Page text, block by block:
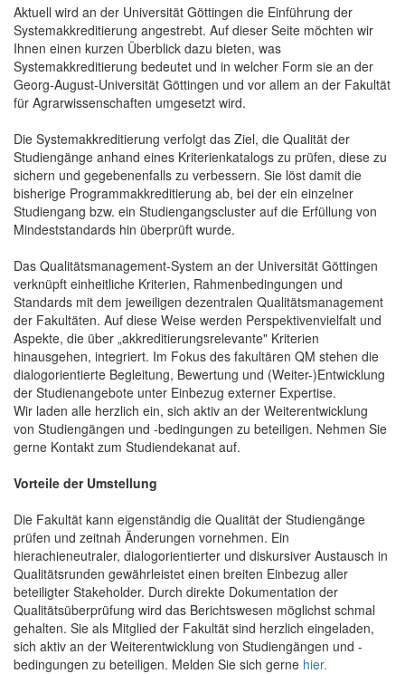
Aktuell wird an der Universität Göttingen die Einführung der
Systemakkreditierung angestrebt. Auf dieser Seite möchten wir
Ihnen einen kurzen Überblick dazu bieten, was
Systemakkreditierung bedeutet und in welcher Form sie an der
Georg-August-Universität Göttingen und vor allem an der Fakultät
für Agrarwissenschaften umgesetzt wird.
Die Systemakkreditierung verfolgt das Ziel, die Qualität der
Studiengänge anhand eines Kriterienkatalogs zu prüfen, diese zu
sichern und gegebenenfalls zu verbessern. Sie löst damit die
bisherige Programmakkreditierung ab, bei der ein einzelner
Studiengang bzw. ein Studiengangscluster auf die Erfüllung von
Mindeststandards hin überprüft wurde.
Das Qualitätsmanagement-System an der Universität Göttingen
verknüpft einheitliche Kriterien, Rahmenbedingungen und
Standards mit dem jeweiligen dezentralen Qualitätsmanagement
der Fakultäten. Auf diese Weise werden Perspektivenvielfalt und
Aspekte, die über „akkreditierungsrelevante" Kriterien
hinausgehen, integriert. Im Fokus des fakultären QM stehen die
dialogorientierte Begleitung, Bewertung und (Weiter-)Entwicklung
der Studienangebote unter Einbezug externer Expertise.
Wir laden alle herzlich ein, sich aktiv an der Weiterentwicklung
von Studiengängen und -bedingungen zu beteiligen. Nehmen Sie
gerne Kontakt zum Studiendekanat auf.
Vorteile der Umstellung
Die Fakultät kann eigenständig die Qualität der Studiengänge
prüfen und zeitnah Änderungen vornehmen. Ein
hierachieneutraler, dialogorientierter und diskursiver Austausch in
Qualitätsrunden gewährleistet einen breiten Einbezug aller
beteiligter Stakeholder. Durch direkte Dokumentation der
Qualitätsüberprüfung wird das Berichtswesen möglichst schmal
gehalten. Sie als Mitglied der Fakultät sind herzlich eingeladen,
sich aktiv an der Weiterentwicklung von Studiengängen und -
bedingungen zu beteiligen. Melden Sie sich gerne hier.